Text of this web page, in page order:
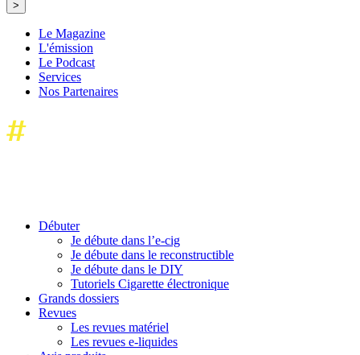
Le Magazine
L'émission
Le Podcast
Services
Nos Partenaires
Débuter
Je débute dans l’e-cig
Je débute dans le reconstructible
Je débute dans le DIY
Tutoriels Cigarette électronique
Grands dossiers
Revues
Les revues matériel
Les revues e-liquides